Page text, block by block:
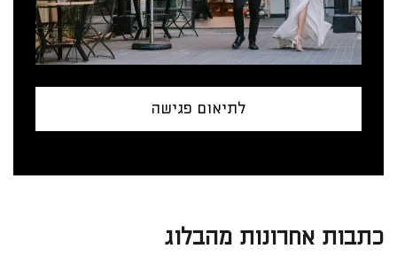
לתיאום פגישה
כתבות אחרונות מהבלוג